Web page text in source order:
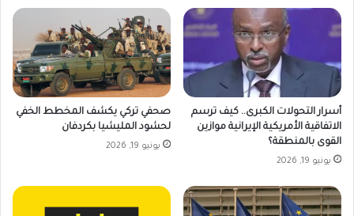
أسرار التحولات الكبرى.. كيف ترسم
الاتفاقية الأمريكية الإيرانية موازين
القوى بالمنطقة؟
يونيو 19, 2026
صحفي تركي يكشف المخطط الخفي
لحشود المليشيا بكردفان
يونيو 19, 2026